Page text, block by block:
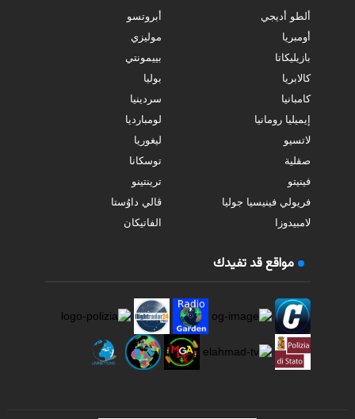
ألطو أديجي
أبروتسو
أومبريا
موليزي
بازيليكاتا
بييمونتي
كالابريا
بوليا
كامبانيا
سردينيا
إيميليا رومانيا
لومبارديا
لاتسيو
ليغوريا
صقلية
توسكانا
فينيتو
ترينتينو
فريولي فينيسيا جوليا
ڤالي داوُستا
لامبيدوزا
الفاتيكان
مواقع قد تفيدك